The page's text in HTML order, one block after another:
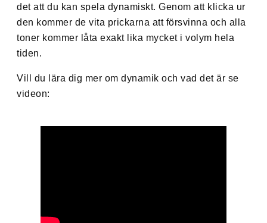
det att du kan spela dynamiskt. Genom att klicka ur
den kommer de vita prickarna att försvinna och alla
toner kommer låta exakt lika mycket i volym hela
tiden.
Vill du lära dig mer om dynamik och vad det är se
videon: